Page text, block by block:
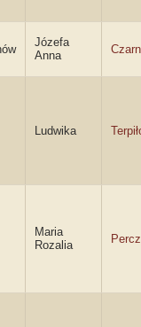
Józefa
Anna
Ludwika
Maria
Rozalia